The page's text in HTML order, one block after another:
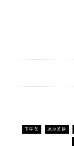
下午茶 冰沙茶飲